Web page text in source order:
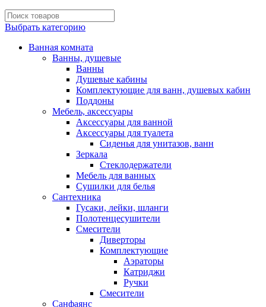
Выбрать категорию
Ванная комната
Ванны, душевые
Ванны
Душевые кабины
Комплектующие для ванн, душевых кабин
Поддоны
Мебель, аксессуары
Аксессуары для ванной
Аксессуары для туалета
Сиденья для унитазов, ванн
Зеркала
Стеклодержатели
Мебель для ванных
Сушилки для белья
Сантехника
Гусаки, лейки, шланги
Полотенцесушители
Смесители
Диверторы
Комплектующие
Аэраторы
Катриджи
Ручки
Смесители
Санфаянс